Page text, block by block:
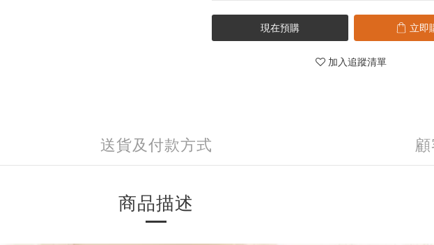
現在預購 立即
加入追蹤清單
送貨及付款方式
商品描述